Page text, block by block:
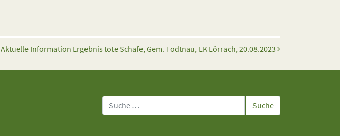
Aktuelle Information Ergebnis tote Schafe, Gem. Todtnau, LK Lörrach, 20.08.2023
Suche